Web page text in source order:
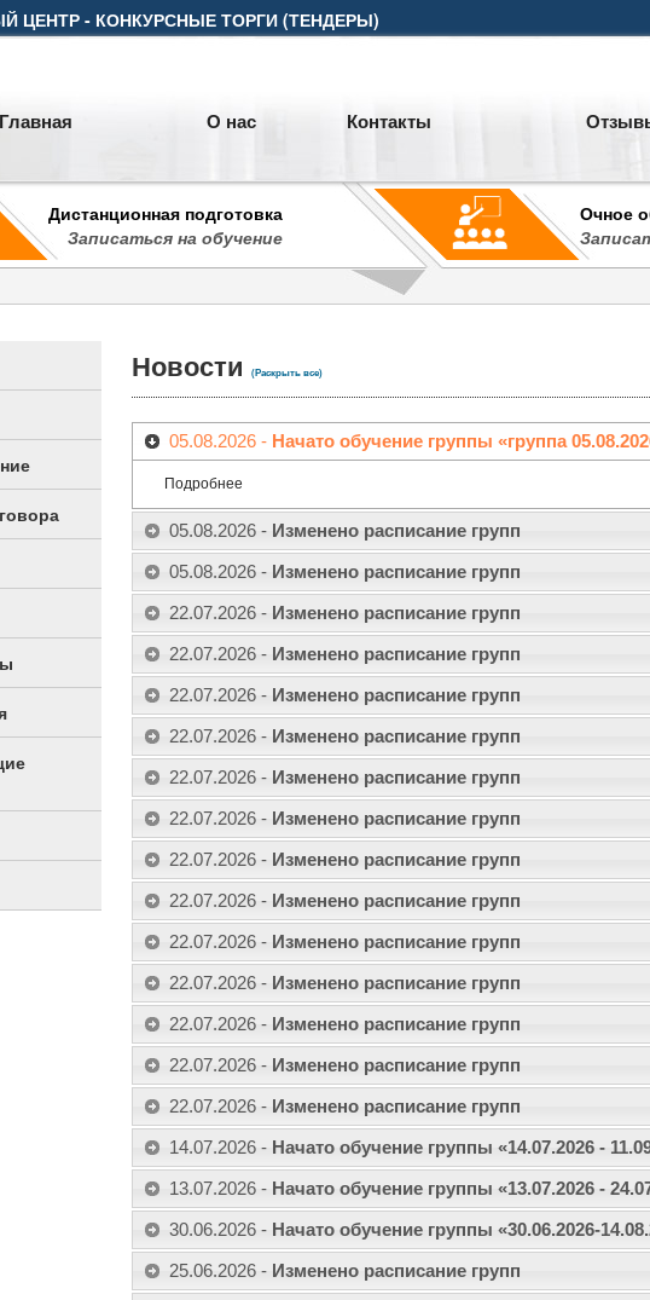
ЦЕНТР - КОНКУРСНЫЕ ТОРГИ (ТЕНДЕРЫ)
Главная О нас Контакты
Дистанционная подготовка
Записаться на обучение
Очное
Новости (Раскрыть все)
05.08.2026 - Начато обучение группы «группа
Подробнее
05.08.2026 - Изменено расписание групп
05.08.2026 - Изменено расписание групп
22.07.2026 - Изменено расписание групп
22.07.2026 - Изменено расписание групп
22.07.2026 - Изменено расписание групп
22.07.2026 - Изменено расписание групп
22.07.2026 - Изменено расписание групп
22.07.2026 - Изменено расписание групп
22.07.2026 - Изменено расписание групп
22.07.2026 - Изменено расписание групп
22.07.2026 - Изменено расписание групп
22.07.2026 - Изменено расписание групп
22.07.2026 - Изменено расписание групп
22.07.2026 - Изменено расписание групп
22.07.2026 - Изменено расписание групп
14.07.2026 - Начато обучение группы «14.07.2026 -
13.07.2026 - Начато обучение группы «13.07.2026 -
30.06.2026 - Начато обучение группы «30.06.2026-
25.06.2026 - Изменено расписание групп